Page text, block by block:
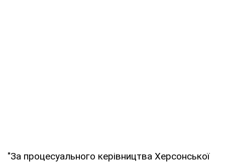
"За процесуального керівництва Херсонської